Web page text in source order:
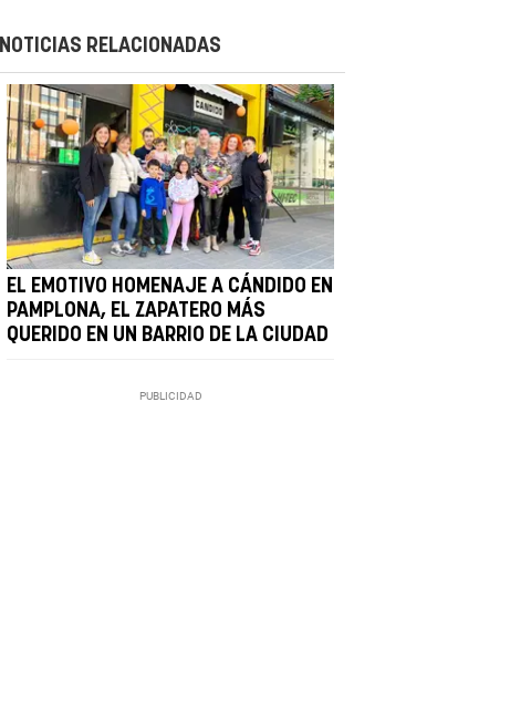
NOTICIAS RELACIONADAS
EL EMOTIVO HOMENAJE A CÁNDIDO EN
PAMPLONA, EL ZAPATERO MÁS
QUERIDO EN UN BARRIO DE LA CIUDAD